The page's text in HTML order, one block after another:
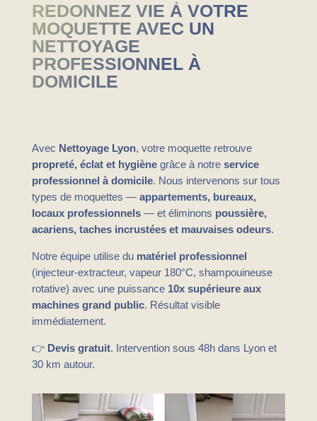
REDONNEZ VIE À VOTRE
MOQUETTE AVEC UN
NETTOYAGE
PROFESSIONNEL À
DOMICILE
Avec Nettoyage Lyon, votre moquette retrouve
propreté, éclat et hygiènegrâce à notre service
professionnel à domicile. Nous intervenons sur tous
types de moquettes — appartements, bureaux,
locaux professionnels— et éliminons poussière,
acariens, taches incrustées et mauvaises odeurs.
Notre équipe utilise du matériel professionnel
(injecteur-extracteur, vapeur 180°C, shampouineuse
rotative) avec une puissance 10x supérieure aux
machines grand public. Résultat visible
immédiatement.
👉 Devis gratuit. Intervention sous 48h dans Lyon et
30 km autour.